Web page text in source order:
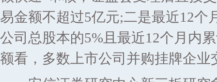
易金额不超过5亿元;二是最近12
公司总股本的5%且最近12个月内
额看，多数上市公司并购挂牌企业